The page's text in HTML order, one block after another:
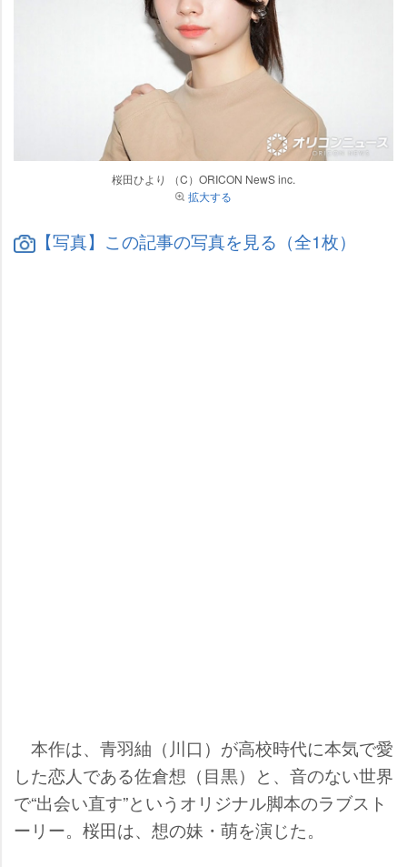
桜田ひより （C）ORICON NewS inc.
拡大する
【写真】この記事の写真を見る（全1枚）
本作は、青羽紬（川口）が高校時代に本気で愛
した恋人である佐倉想（目黒）と、音のない世界
で“出会い直す”というオリジナル脚本のラブスト
ーリー。桜田は、想の妹・萌を演じた。